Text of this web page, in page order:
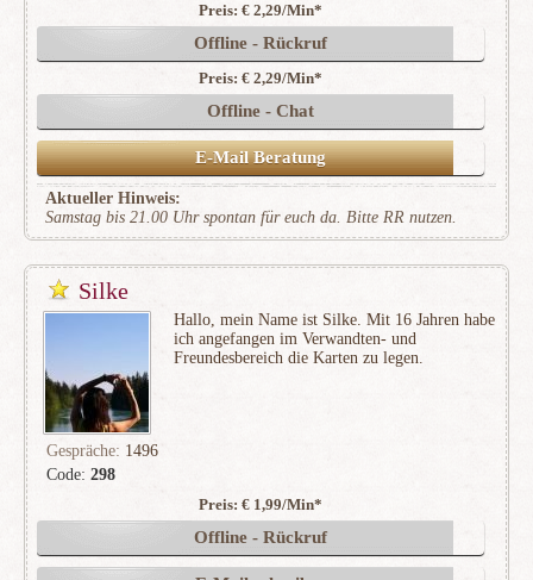
(328)
Preis: € 2,29/Min*
Offline - Rückruf
Preis: € 2,29/Min*
Offline - Chat
E-Mail Beratung
Aktueller Hinweis:
Samstag bis 21.00 Uhr spontan für euch da. Bitte RR nutzen.
Silke
Code: 298
Hallo, mein Name ist Silke. Mit 16 Jahren habe
ich angefangen im Verwandten- und
Freundesbereich die Karten zu legen.
Gespräche: 1496
(159)
Preis: € 1,99/Min*
Offline - Rückruf